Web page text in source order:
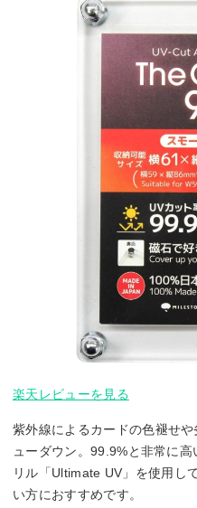
楽天レビューを見る
紫外線によるカードの色褪せ
ューダウン。99.9%と非常に
リル「Ultimate UV」を使用し
い方におすすめです。